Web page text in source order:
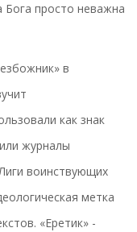
Бога просто неважна
в
как знак
журналы
воинствующих
метка
«Еретик» -